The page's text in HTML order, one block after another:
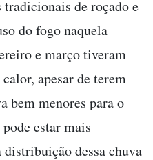
de roçado e
do fogo naquela
e março tiveram
apesar de terem
bem menores para o
estar mais
dessa chuva